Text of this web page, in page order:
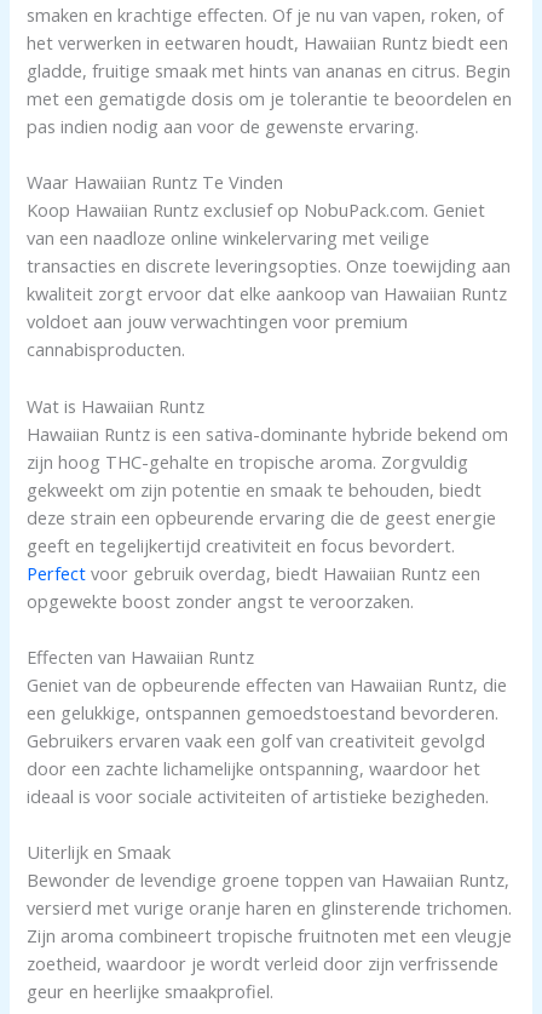
smaken en krachtige effecten. Of je nu van vapen, roken, of
het verwerken in eetwaren houdt, Hawaiian Runtz biedt een
gladde, fruitige smaak met hints van ananas en citrus. Begin
met een gematigde dosis om je tolerantie te beoordelen en
pas indien nodig aan voor de gewenste ervaring.
Waar Hawaiian Runtz Te Vinden
Koop Hawaiian Runtz exclusief op NobuPack.com. Geniet
van een naadloze online winkelervaring met veilige
transacties en discrete leveringsopties. Onze toewijding aan
kwaliteit zorgt ervoor dat elke aankoop van Hawaiian Runtz
voldoet aan jouw verwachtingen voor premium
cannabisproducten.
Wat is Hawaiian Runtz
Hawaiian Runtz is een sativa-dominante hybride bekend om
zijn hoog THC-gehalte en tropische aroma. Zorgvuldig
gekweekt om zijn potentie en smaak te behouden, biedt
deze strain een opbeurende ervaring die de geest energie
geeft en tegelijkertijd creativiteit en focus bevordert.
Perfect voor gebruik overdag, biedt Hawaiian Runtz een
opgewekte boost zonder angst te veroorzaken.
Effecten van Hawaiian Runtz
Geniet van de opbeurende effecten van Hawaiian Runtz, die
een gelukkige, ontspannen gemoedstoestand bevorderen.
Gebruikers ervaren vaak een golf van creativiteit gevolgd
door een zachte lichamelijke ontspanning, waardoor het
ideaal is voor sociale activiteiten of artistieke bezigheden.
Uiterlijk en Smaak
Bewonder de levendige groene toppen van Hawaiian Runtz,
versierd met vurige oranje haren en glinsterende trichomen.
Zijn aroma combineert tropische fruitnoten met een vleugje
zoetheid, waardoor je wordt verleid door zijn verfrissende
geur en heerlijke smaakprofiel.